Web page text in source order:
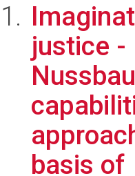
justice -
basis of